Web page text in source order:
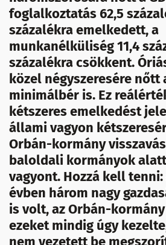
foglalkoztatás 62,5
százalékra emelkedett, a
munkanélküliség 11,4
százalékra csökkent.
közel négyszeresére nőtt
minimálbér is. Ez
kétszeres emelkedést
állami vagyon
Orbán-kormány
baloldali kormányok
vagyont. Hozzá kell
évben három nagy
is volt, az Orbán-
ezeket mindig úgy
nem vezetett be